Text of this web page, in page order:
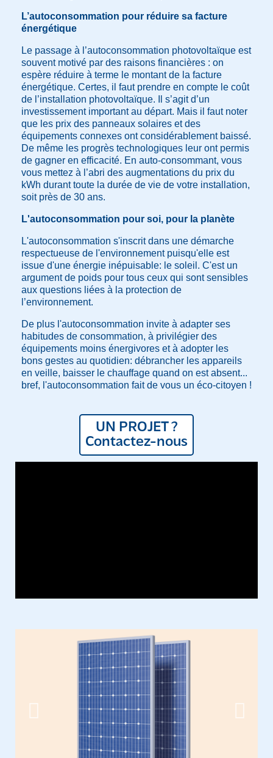
L’autoconsommation pour réduire sa facture
énergétique
Le passage à l’autoconsommation photovoltaïque est
souvent motivé par des raisons financières : on
espère réduire à terme le montant de la facture
énergétique. Certes, il faut prendre en compte le coût
de l’installation photovoltaïque. Il s’agit d’un
investissement important au départ. Mais il faut noter
que les prix des panneaux solaires et des
équipements connexes ont considérablement baissé.
De même les progrès technologiques leur ont permis
de gagner en efficacité. En auto-consommant, vous
vous mettez à l’abri des augmentations du prix du
kWh durant toute la durée de vie de votre installation,
soit près de 30 ans.
L'autoconsommation pour soi, pour la planète
L'autoconsommation s'inscrit dans une démarche
respectueuse de l'environnement puisqu'elle est
issue d'une énergie inépuisable: le soleil. C'est un
argument de poids pour tous ceux qui sont sensibles
aux questions liées à la protection de
l’environnement.
De plus l'autoconsommation invite à adapter ses
habitudes de consommation, à privilégier des
équipements moins énergivores et à adopter les
bons gestes au quotidien: débrancher les appareils
en veille, baisser le chauffage quand on est absent...
bref, l'autoconsommation fait de vous un éco-citoyen !
UN PROJET ?
Contactez-nous